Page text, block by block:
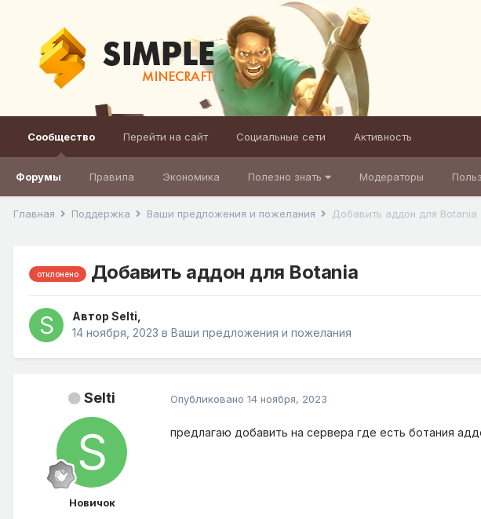
Сообщество
Форумы Правила Экономика Полезно знать Модераторы
Перейти на сайт Социальные сети Активность
Главная Поддержка Ваши предложения и пожелания Добавить аддон для Botania
отклонено Добавить аддон для Botania
Автор Selti
14 ноября, 2023 в Ваши предложения и пожелания
Selti
Новичок
Опубликовано 14 ноября, 2023
предлагаю добавить на сервера где есть ботания